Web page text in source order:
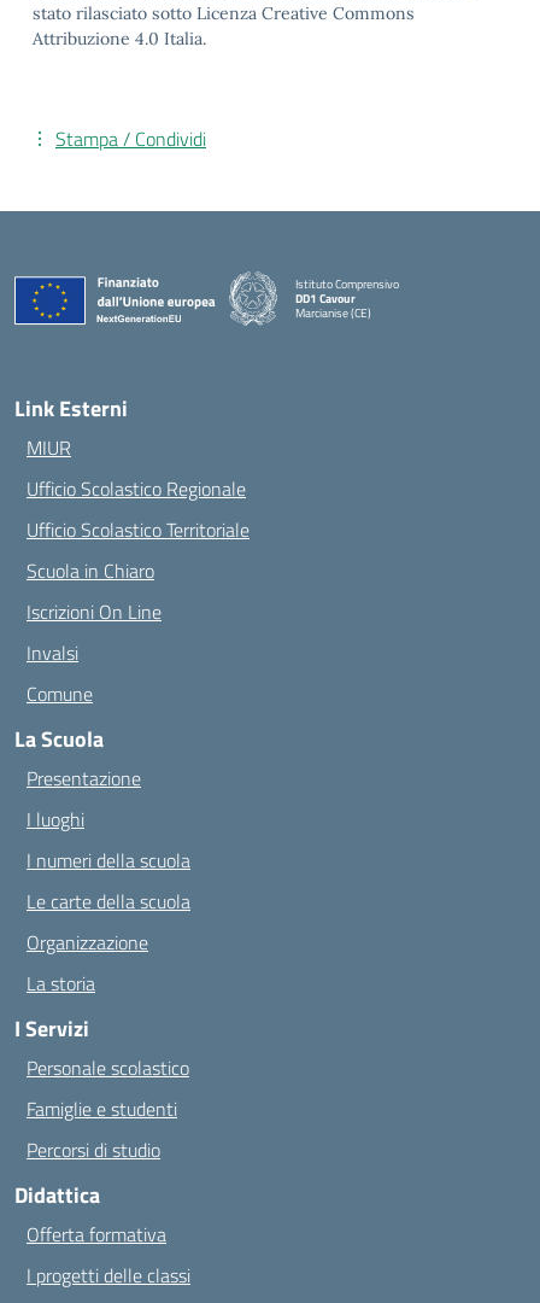
stato rilasciato sotto Licenza Creative Commons
Attribuzione 4.0 Italia.
Stampa / Condividi
Istituto Comprensivo
DD1 Cavour
Marcianise (CE)
Link Esterni
MIUR
Ufficio Scolastico Regionale
Ufficio Scolastico Territoriale
Scuola in Chiaro
Iscrizioni On Line
Invalsi
Comune
La Scuola
Presentazione
I luoghi
I numeri della scuola
Le carte della scuola
Organizzazione
La storia
I Servizi
Personale scolastico
Famiglie e studenti
Percorsi di studio
Didattica
Offerta formativa
I progetti delle classi